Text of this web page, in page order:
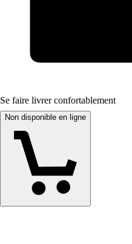
Se faire livrer confortablement
Non disponible en ligne